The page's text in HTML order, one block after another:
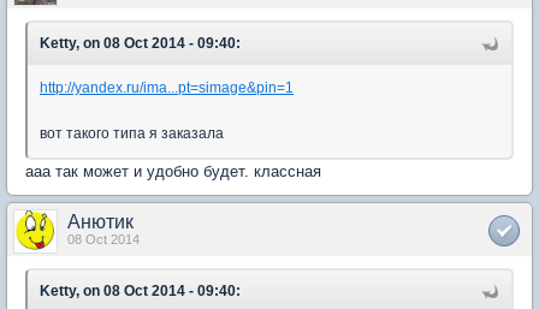
Ketty, on 08 Oct 2014 - 09:40:
http://yandex.ru/ima...pt=simage&pin=1
вот такого типа я заказала
ааа так может и удобно будет. классная
Анютик
08 Oct 2014
Ketty, on 08 Oct 2014 - 09:40: